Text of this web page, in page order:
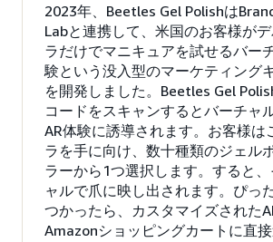
2023年、Beetles Gel Polishは
Labと連携して、米国のお客様が
ラだけでマニキュアを試せるバー
験という没入型のマーケティング
を開発しました。Beetles Gel
コードをスキャンするとバーチャ
AR体験に誘導されます。お客様は
ラを手に向け、数十種類のジェル
ラーから1つ選択します。すると
ャルで爪に映し出されます。ぴっ
つかったら、カスタマイズされた
Amazonショッピングカートに直